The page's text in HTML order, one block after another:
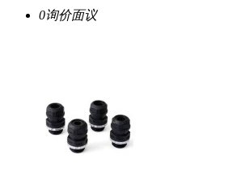
0询价面议